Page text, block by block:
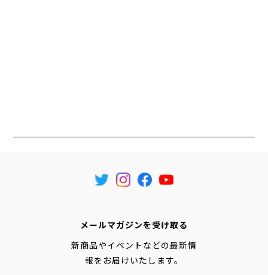
メールマガジンを受け取る
新商品やイベントなどの最新情
報をお届けいたします。